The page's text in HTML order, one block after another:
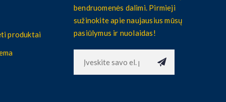
produktai
bendruomenės dalimi. Pirmieji
sužinokite apie naujausius mūsų
pasiūlymus ir nuolaidas!